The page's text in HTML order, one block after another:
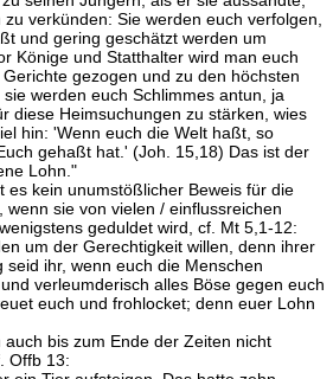
verkünden: Sie werden euch verfolgen,
und gering geschätzt werden um
Könige und Statthalter wird man euch
gezogen und zu den höchsten
werden euch Schlimmes antun, ja
diese Heimsuchungen zu stärken, wies
hin: 'Wenn euch die Welt haßt, so
gehaßt hat.' (Joh. 15,18) Das ist der
Lohn."
es kein unumstößlicher Beweis für die
wenn sie von vielen / einflussreichen
geduldet wird, cf. Mt 5,1-12:
um der Gerechtigkeit willen, denn ihrer
seid ihr, wenn euch die Menschen
verleumderisch alles Böse gegen euch
euch und frohlocket; denn euer Lohn
bis zum Ende der Zeiten nicht
Offb 13: